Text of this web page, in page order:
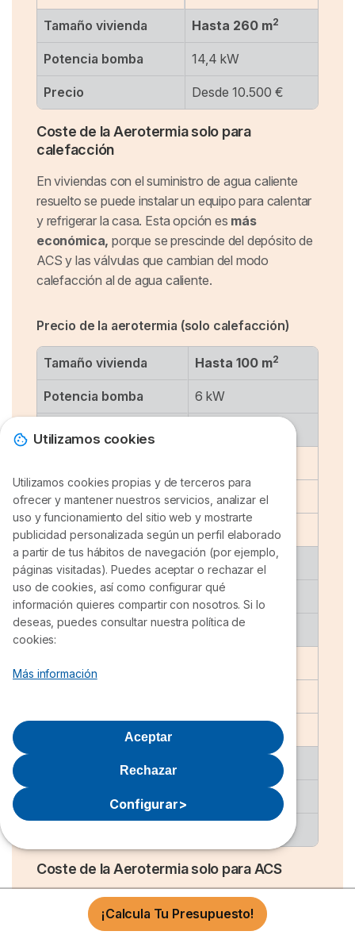
Tamaño vivienda Hasta 260 m2
Potencia bomba 14,4 kW
Precio Desde 10.500 €
Coste de la Aerotermia solo para
calefacción
En viviendas con el suministro de agua caliente
resuelto se puede instalar un equipo para calentar
y refrigerar la casa. Esta opción es más
económica, porque se prescinde del depósito de
ACS y las válvulas que cambian del modo
calefacción al de agua caliente.
Precio de la aerotermia (solo calefacción)
Tamaño vivienda Hasta 100 m2
Potencia bomba 6 kW
Potencia bomba 8 kW
Precio Desde 7.400 €
Tamaño vivienda Hasta 180 m 2
Potencia bomba 10 kW
Precio Desde 8.100 €
Desde 8.300 €
Tamaño vivienda 2
Potencia bomba
Coste de la Aerotermia solo para ACS
Si únicamente quieres agua caliente porque no
necesitas calefacción, puedes instalaraerotermia
¡Calcula Tu Presupuesto!
Utilizamos cookies
Utilizamos cookies propias y de terceros para
ofrecer y mantener nuestros servicios, analizar el
uso y funcionamiento del sitio web y mostrarte
publicidad personalizada según un perfil elaborado
a partir de tus hábitos de navegación (por ejemplo,
páginas visitadas). Puedes aceptar o rechazar el
uso de cookies, así como configurar qué
información quieres compartir con nosotros. Si lo
deseas, puedes consultar nuestra política de
cookies:
Más información
Configurar>
Rechazar
Aceptar